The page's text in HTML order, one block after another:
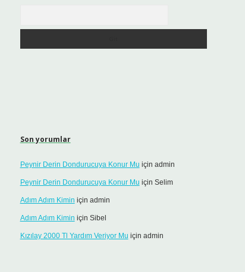
Son yorumlar
Peynir Derin Dondurucuya Konur Mu için admin
Peynir Derin Dondurucuya Konur Mu için Selim
Adım Adım Kimin için admin
Adım Adım Kimin için Sibel
Kızılay 2000 Tl Yardım Veriyor Mu için admin